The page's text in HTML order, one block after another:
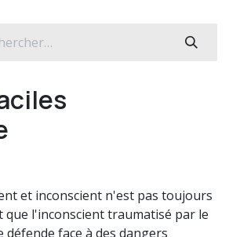
et inconscient n'est pas toujours
que l'inconscient traumatisé par le
face à des dangers